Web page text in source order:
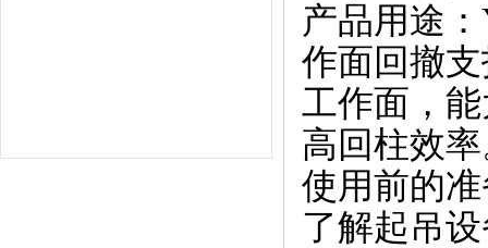
产品用途
作面回撤
工作面，
高回柱效
使用前的
了解起吊